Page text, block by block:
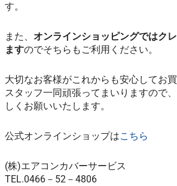
す。
また、 オンラインショッピングではク
ますのでそちらもご利用ください。
大切なお客様がこれからも安心してお
スタッフ一同頑張ってまいりますので
しくお願いいたします。
公式オンラインショップはこちら
(株)エアコンカバーサービス
TEL.0466－52－4806